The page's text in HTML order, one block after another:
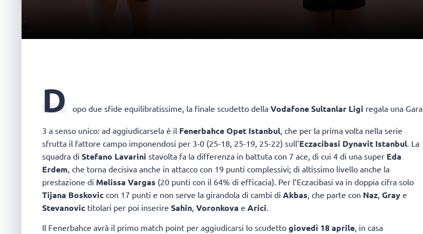
D opo due sfide equilibratissime, la finale scudetto della Vodafone Sultanlar Ligi regala una Gara
3 a senso unico: ad aggiudicarsela è il Fenerbahce Opet Istanbul , che per la prima volta nella serie
sfrutta il fattore campo imponendosi per 3-0 (25-18, 25-19, 25-22) sull’Eczacibasi Dynavit Istanbul . La
squadra di Stefano Lavarini stavolta fa la differenza in battuta con 7 ace, di cui 4 di una super Eda
Erdem , che torna decisiva anche in attacco con 19 punti complessivi; di altissimo livello anche la
prestazione di Melissa Vargas (20 punti con il 64% di efficacia). Per l’Eczacibasi va in doppia cifra solo
Tijana Boskovic con 17 punti e non serve la girandola di cambi di Akbas , che parte con Naz Gray e
Stevanovic titolari per poi inserire Sahin Voronkova e Arici
Il Fenerbahce avrà il primo match point per aggiudicarsi lo scudetto giovedì 18 aprile, in casa